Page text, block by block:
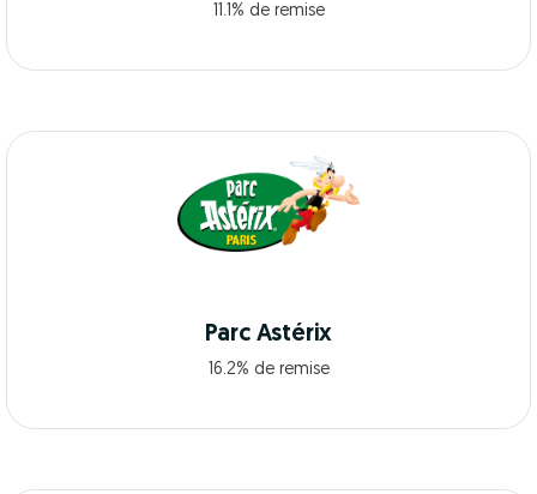
11.1% de remise
Parc Astérix
16.2% de remise